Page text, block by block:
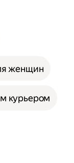
женщин
курьером